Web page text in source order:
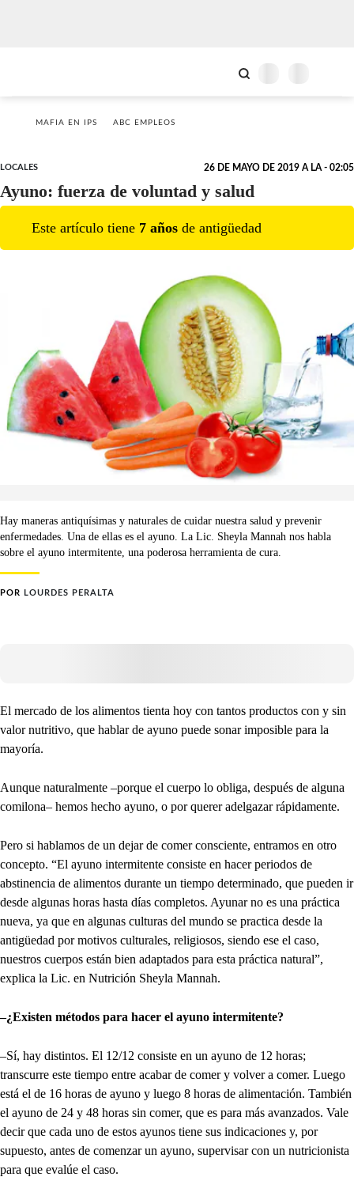
MAFIA EN IPS ABC EMPLEOS
LOCALES 26 DE MAYO DE 2019 A LA - 02:05
Ayuno: fuerza de voluntad y salud
Este artículo tiene 7 años de antigüedad
Hay maneras antiquísimas y naturales de cuidar nuestra salud y prevenir
enfermedades. Una de ellas es el ayuno. La Lic. Sheyla Mannah nos habla
sobre el ayuno intermitente, una poderosa herramienta de cura.
POR LOURDES PERALTA
El mercado de los alimentos tienta hoy con tantos productos con y sin
valor nutritivo, que hablar de ayuno puede sonar imposible para la
mayoría.
Aunque naturalmente –porque el cuerpo lo obliga, después de alguna
comilona– hemos hecho ayuno, o por querer adelgazar rápidamente.
Pero si hablamos de un dejar de comer consciente, entramos en otro
concepto. “El ayuno intermitente consiste en hacer periodos de
abstinencia de alimentos durante un tiempo determinado, que pueden ir
desde algunas horas hasta días completos. Ayunar no es una práctica
nueva, ya que en algunas culturas del mundo se practica desde la
antigüedad por motivos culturales, religiosos, siendo ese el caso,
nuestros cuerpos están bien adaptados para esta práctica natural”,
explica la Lic. en Nutrición Sheyla Mannah.
–¿Existen métodos para hacer el ayuno intermitente?
–Sí, hay distintos. El 12/12 consiste en un ayuno de 12 horas;
transcurre este tiempo entre acabar de comer y volver a comer. Luego
está el de 16 horas de ayuno y luego 8 horas de alimentación. También
el ayuno de 24 y 48 horas sin comer, que es para más avanzados. Vale
decir que cada uno de estos ayunos tiene sus indicaciones y, por
supuesto, antes de comenzar un ayuno, supervisar con un nutricionista
para que evalúe el caso.